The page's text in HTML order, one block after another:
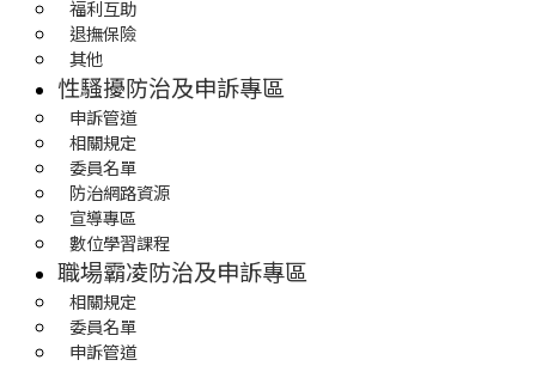
福利互助
退撫保險
其他
性騷擾防治及申訴專區
申訴管道
相關規定
委員名單
防治網路資源
宣導專區
數位學習課程
職場霸凌防治及申訴專區
相關規定
委員名單
申訴管道